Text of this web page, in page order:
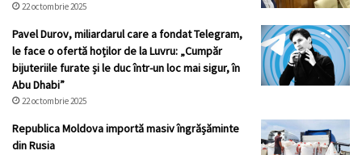
22 octombrie 2025
Pavel Durov, miliardarul care a fondat Telegram,
le face o ofertă hoților de la Luvru: „Cumpăr
bijuteriile furate și le duc într-un loc mai sigur, în
Abu Dhabi”
22 octombrie 2025
Republica Moldova importă masiv îngrășăminte
din Rusia